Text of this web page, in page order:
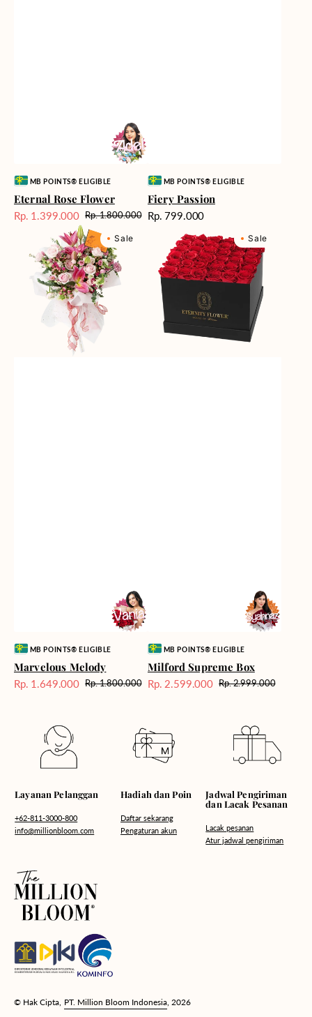
Vendor:MB POINTS® ELIGIBLE
Eternal Rose Flower
Harga
Rp. 1.399.000 Harga
reguler
Rp. 1.800.000
Vendor:MB POINTS® ELIGIBLE
Fiery Passion
Harga
Rp. 799.000
Sale
Vendor:MB POINTS® ELIGIBLE
Marvelous Melody
Harga
Rp. 1.649.000 Harga
Rp. 1.800.000
Supreme
Sale
Vendor:MB POINTS® ELIGIBLE
Milford Supreme Box
Harga
Rp. 2.599.000 Harga
Rp. 2.999.000
Layanan Pelanggan
+62-811-3000-800
info@millionbloom.com
Hadiah dan Poin
Daftar sekarang
Pengaturan akun
Jadwal Pengiriman
dan Lacak Pesanan
Lacak pesanan
Atur jadwal pengiriman
© Hak Cipta, PT. Million Bloom Indonesia , 2026